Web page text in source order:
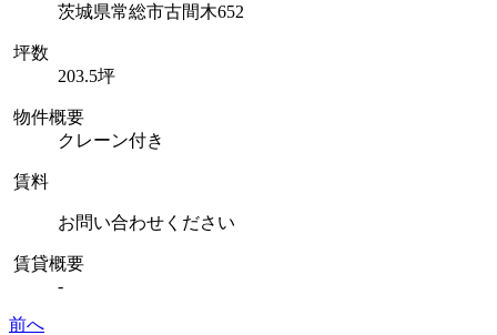
茨城県常総市古間木652
坪数
203.5坪
物件概要
クレーン付き
賃料
お問い合わせください
賃貸概要
-
前へ